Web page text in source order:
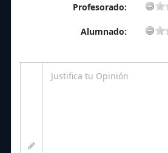
Profesorado:
Alumnado: